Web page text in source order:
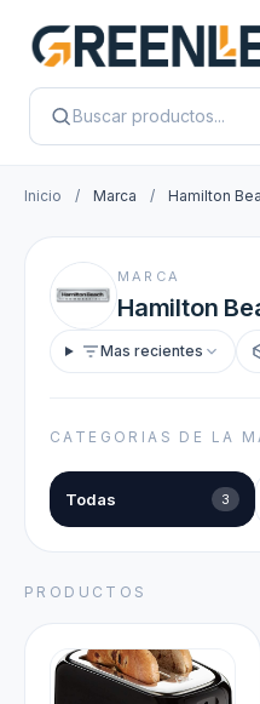
Inicio / Marca / Hamilton
MARCA
Hamilton
Mas recientes
CATEGORIAS DE LA
Todas 3
PRODUCTOS